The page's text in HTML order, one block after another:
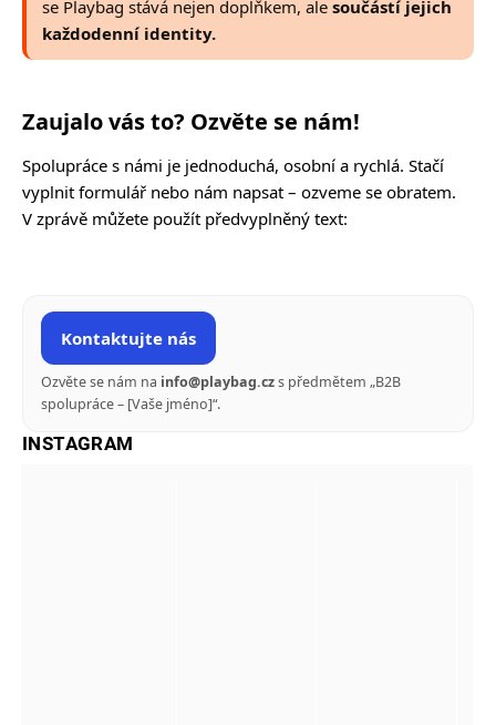
se Playbag stává nejen doplňkem, ale součástí jejich
každodenní identity.
Zaujalo vás to? Ozvěte se nám!
Spolupráce s námi je jednoduchá, osobní a rychlá. Stačí
vyplnit formulář nebo nám napsat – ozveme se obratem.
V zprávě můžete použít předvyplněný text:
Kontaktujte nás
Ozvěte se nám na info@playbag.czs předmětem „B2B
spolupráce – [Vaše jméno]“.
INSTAGRAM